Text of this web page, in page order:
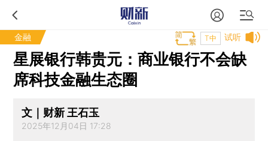
金融 试听
T中
星展银行韩贵元：商业银行不会缺
席科技金融生态圈
文｜财新 王石玉
2025年12月04日 17:28